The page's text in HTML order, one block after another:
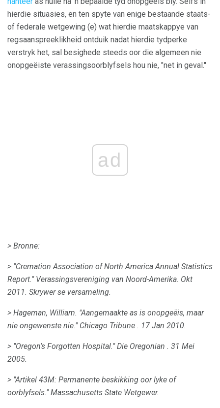
hierdie situasies, en ten spyte van enige bestaande staats-
of federale wetgewing (e) wat hierdie maatskappye van
regsaanspreeklikheid ontduik nadat hierdie tydperke
verstryk het, sal besighede steeds oor die algemeen nie
onopgeëiste verassingsoorblyfsels hou nie, "net in geval."
ad
> Bronne:
> "Cremation Association of North America Annual Statistics
Report." Verassingsvereniging van Noord-Amerika. Okt
2011. Skrywer se versameling.
> Hageman, William. "Aangemaakte as is onopgeëis, maar
nie ongewenste nie." Chicago Tribune . 17 Jan 2010.
> "Oregon's Forgotten Hospital." Die Oregonian . 31 Mei
2005.
> "Artikel 43M: Permanente beskikking oor lyke of
oorblyfsels." Massachusetts State Wetgewer.